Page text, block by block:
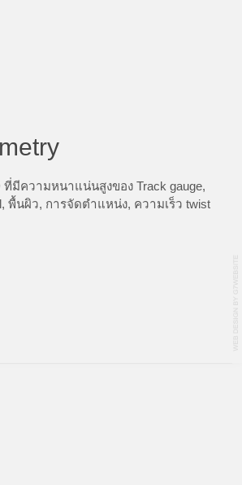
ที่มีความหนาแน่นสูงของ Track gauge,
พื้นผิว, การจัดตำแหน่ง, ความเร็ว twist